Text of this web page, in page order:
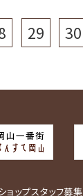
29 30
ョップスタッフ募集